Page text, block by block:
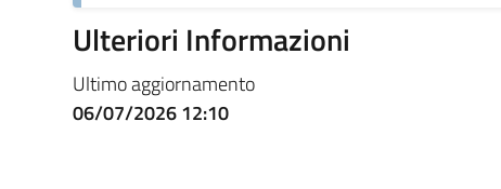
Ulteriori Informazioni
Ultimo aggiornamento
06/07/2026 12:10